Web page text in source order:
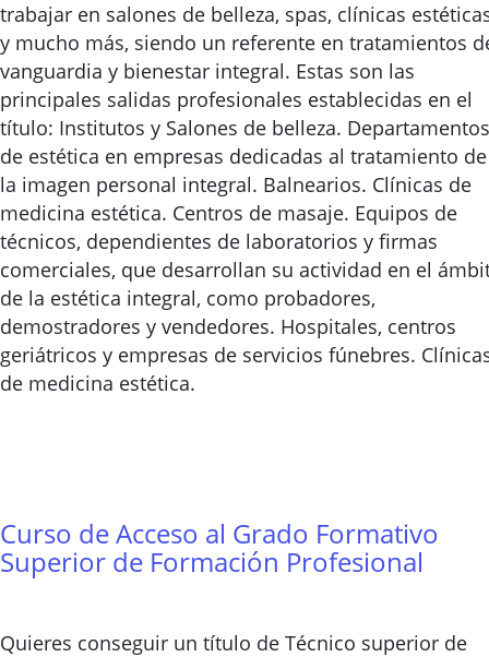
trabajar en salones de belleza, spas, clínicas
y mucho más, siendo un referente en tratamientos
vanguardia y bienestar integral. Estas son las
principales salidas profesionales establecidas en el
título: Institutos y Salones de belleza. Departamentos
de estética en empresas dedicadas al tratamiento de
la imagen personal integral. Balnearios. Clínicas de
medicina estética. Centros de masaje. Equipos de
técnicos, dependientes de laboratorios y firmas
comerciales, que desarrollan su actividad en el
de la estética integral, como probadores,
demostradores y vendedores. Hospitales, centros
geriátricos y empresas de servicios fúnebres.
de medicina estética.
Curso de Acceso al Grado Formativo
Superior de Formación Profesional
Quieres conseguir un título de Técnico superior de